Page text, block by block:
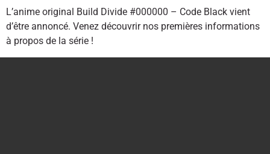
L’anime original Build Divide #000000 – Code Black vient
d’être annoncé. Venez découvrir nos premières informations
à propos de la série !